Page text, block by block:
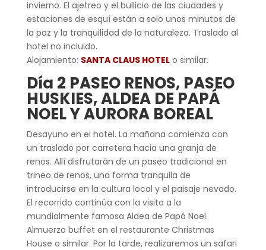
invierno. El ajetreo y el bullicio de las ciudades y
estaciones de esquí están a solo unos minutos de
la paz y la tranquilidad de la naturaleza. Traslado al
hotel no incluido.
Alojamiento: SANTA CLAUS HOTELo similar.
Día 2 PASEO RENOS, PASEO
HUSKIES, ALDEA DE PAPÁ
NOEL Y AURORA BOREAL
Desayuno en el hotel. La mañana comienza con
un traslado por carretera hacia una granja de
renos. Allí disfrutarán de un paseo tradicional en
trineo de renos, una forma tranquila de
introducirse en la cultura local y el paisaje nevado.
El recorrido continúa con la visita a la
mundialmente famosa Aldea de Papá Noel.
Almuerzo buffet en el restaurante Christmas
House o similar. Por la tarde, realizaremos un safari